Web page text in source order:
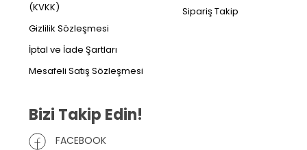
(KVKK)
Gizlilik Sözleşmesi
İptal ve İade Şartları
Mesafeli Satış Sözleşmesi
Sipariş Takip
Bizi Takip Edin!
FACEBOOK